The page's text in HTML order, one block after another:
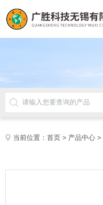
当前位置：首页 > 产品中心 >